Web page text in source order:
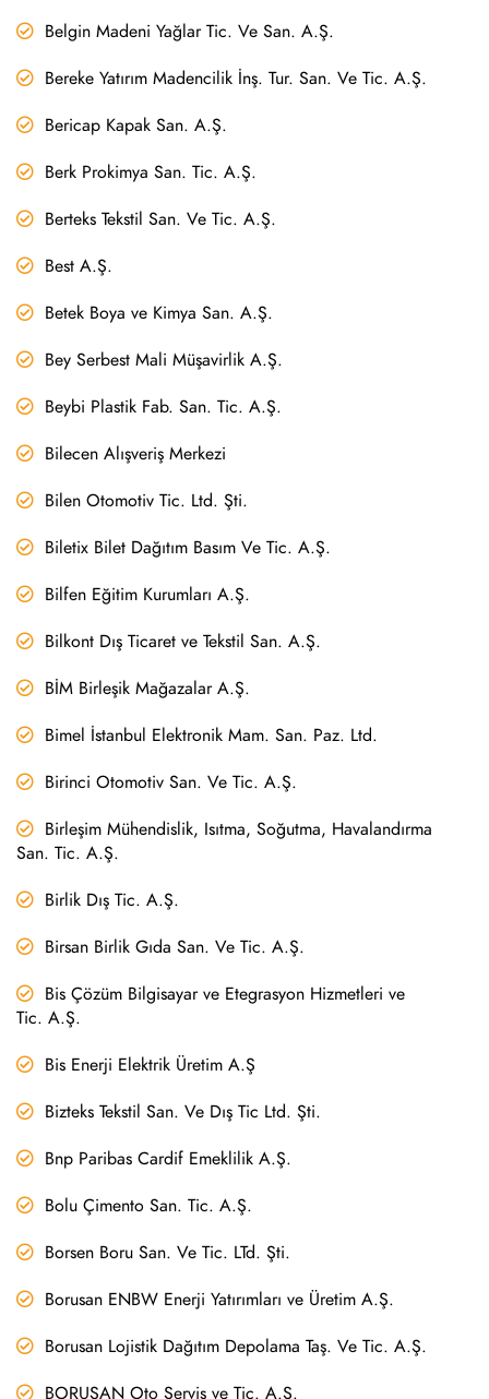
Belgin Madeni Yağlar Tic. Ve San. A.Ş.
Bereke Yatırım Madencilik İnş. Tur. San. Ve Tic. A.Ş.
Bericap Kapak San. A.Ş.
Berk Prokimya San. Tic. A.Ş.
Berteks Tekstil San. Ve Tic. A.Ş.
Best A.Ş.
Betek Boya ve Kimya San. A.Ş.
Bey Serbest Mali Müşavirlik A.Ş.
Beybi Plastik Fab. San. Tic. A.Ş.
Bilecen Alışveriş Merkezi
Bilen Otomotiv Tic. Ltd. Şti.
Biletix Bilet Dağıtım Basım Ve Tic. A.Ş.
Bilfen Eğitim Kurumları A.Ş.
Bilkont Dış Ticaret ve Tekstil San. A.Ş.
BİM Birleşik Mağazalar A.Ş.
Bimel İstanbul Elektronik Mam. San. Paz. Ltd.
Birinci Otomotiv San. Ve Tic. A.Ş.
Birleşim Mühendislik, Isıtma, Soğutma, Havalandırma
San. Tic. A.Ş.
Birlik Dış Tic. A.Ş.
Birsan Birlik Gıda San. Ve Tic. A.Ş.
Bis Çözüm Bilgisayar ve Etegrasyon Hizmetleri ve
Tic. A.Ş.
Bis Enerji Elektrik Üretim A.Ş
Bizteks Tekstil San. Ve Dış Tic Ltd. Şti.
Bnp Paribas Cardif Emeklilik A.Ş.
Bolu Çimento San. Tic. A.Ş.
Borsen Boru San. Ve Tic. LTd. Şti.
Borusan ENBW Enerji Yatırımları ve Üretim A.Ş.
Borusan Lojistik Dağıtım Depolama Taş. Ve Tic. A.Ş.
BORUSAN Oto Servis ve Tic. A.Ş.